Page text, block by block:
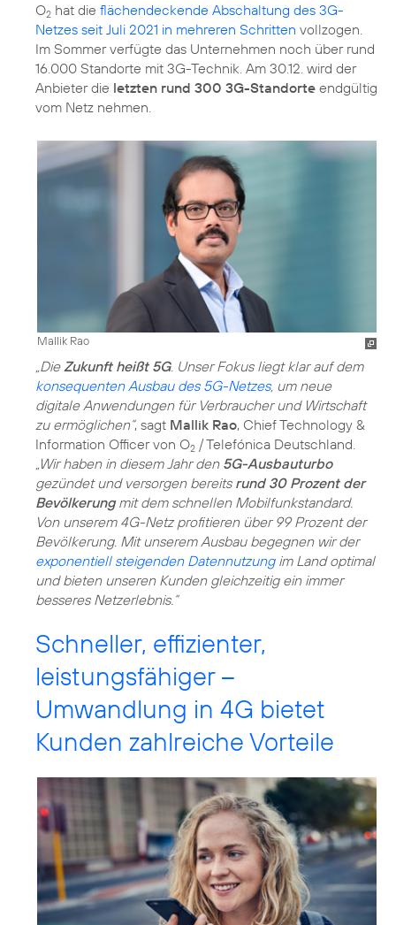
O2 hat die flächendeckende Abschaltung des 3G-
Netzes seit Juli 2021 in mehreren Schritten vollzogen.
Im Sommer verfügte das Unternehmen noch über rund
16.000 Standorte mit 3G-Technik. Am 30.12. wird der
Anbieter die letzten rund 300 3G-Standorte endgültig
vom Netz nehmen.
Mallik Rao
„Die Zukunft heißt 5G. Unser Fokus liegt klar auf dem
konsequenten Ausbau des 5G-Netzes, um neue
digitale Anwendungen für Verbraucher und Wirtschaft
zu ermöglichen“, sagt Mallik Rao, Chief Technology &
Information Officer von O2 / Telefónica Deutschland.
„Wir haben in diesem Jahr den 5G-Ausbauturbo
gezündet und versorgen bereits rund 30 Prozent der
Bevölkerungmit dem schnellen Mobilfunkstandard.
Von unserem 4G-Netz profitieren über 99 Prozent der
Bevölkerung. Mit unserem Ausbau begegnen wir der
exponentiell steigenden Datennutzungim Land optimal
und bieten unseren Kunden gleichzeitig ein immer
besseres Netzerlebnis.“
Schneller, effizienter,
leistungsfähiger –
Umwandlung in 4G bietet
Kunden zahlreiche Vorteile